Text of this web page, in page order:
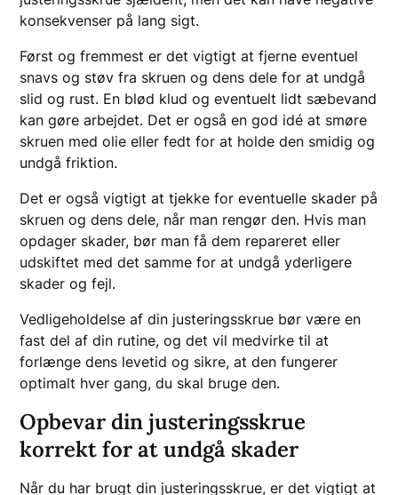
konsekvenser på lang sigt.
Først og fremmest er det vigtigt at fjerne eventuel
snavs og støv fra skruen og dens dele for at undgå
slid og rust. En blød klud og eventuelt lidt sæbevand
kan gøre arbejdet. Det er også en god idé at smøre
skruen med olie eller fedt for at holde den smidig og
undgå friktion.
Det er også vigtigt at tjekke for eventuelle skader på
skruen og dens dele, når man rengør den. Hvis man
opdager skader, bør man få dem repareret eller
udskiftet med det samme for at undgå yderligere
skader og fejl.
Vedligeholdelse af din justeringsskrue bør være en
fast del af din rutine, og det vil medvirke til at
forlænge dens levetid og sikre, at den fungerer
optimalt hver gang, du skal bruge den.
Opbevar din justeringsskrue
korrekt for at undgå skader
Når du har brugt din justeringsskrue, er det vigtigt at